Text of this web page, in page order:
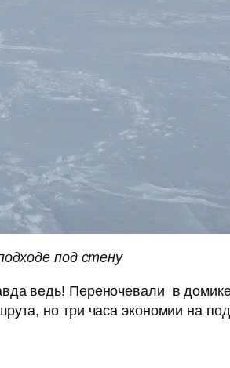
под стену
ведь! Переночевали в
но три часа экономии на